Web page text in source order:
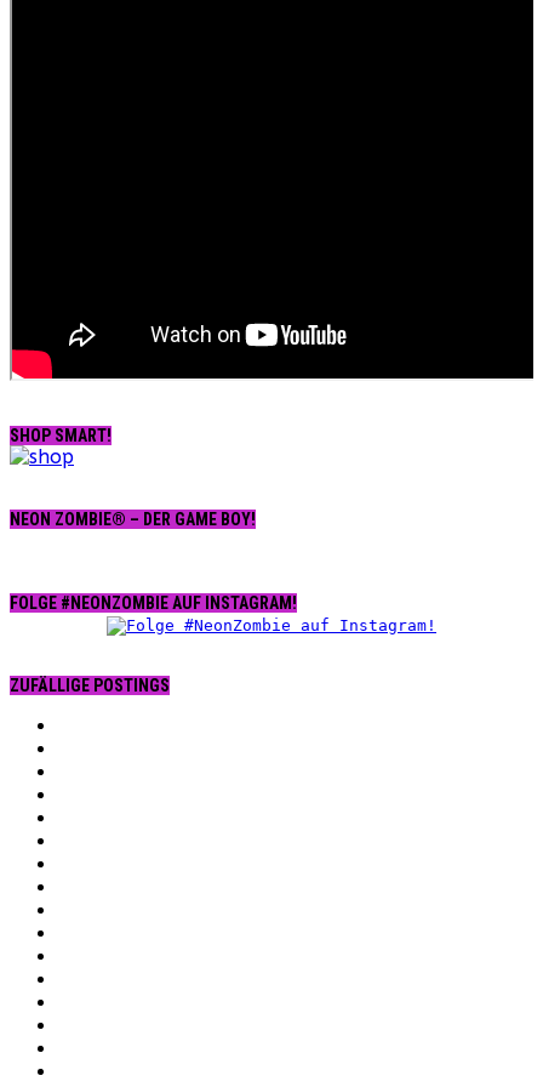
SHOP SMART!
NEON ZOMBIE® – DER GAME BOY!
FOLGE #NEONZOMBIE AUF INSTAGRAM!
ZUFÄLLIGE POSTINGS